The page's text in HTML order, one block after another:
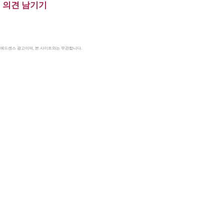
의견 남기기
드센스 광고이며, 본 사이트와는 무관합니다.